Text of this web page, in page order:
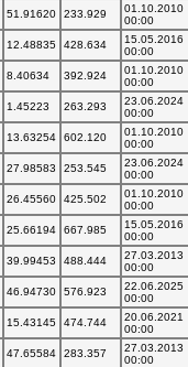
51.91620 233.929
01.10.2010
00:00
12.48835 428.634
15.05.2016
00:00
8.40634 392.924
01.10.2010
00:00
1.45223 263.293
23.06.2024
00:00
13.63254 602.120
01.10.2010
00:00
27.98583 253.545
23.06.2024
00:00
26.45560 425.502
01.10.2010
00:00
25.66194 667.985
15.05.2016
00:00
39.99453 488.444
27.03.2013
00:00
46.94730 576.923
22.06.2025
00:00
15.43145 474.744
20.06.2021
00:00
47.65584 283.357
27.03.2013
00:00